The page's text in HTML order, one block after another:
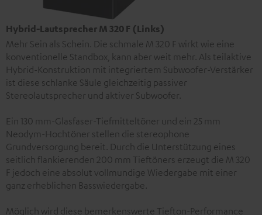
Hybrid-Lautsprecher M 320 F (Links)
Mehr Sein als Schein. Die schmale M 320 F wirkt wie eine
konventionelle Standbox, kann aber weit mehr. Als teilaktive
Hybrid-Konstruktion mit integriertem Subwoofer-Verstärker
ist diese schlanke Säule gleichzeitig passiver
Stereolautsprecher und aktiver Subwoofer.
Ein 130 mm-Glasfaser-Tiefmitteltöner und ein 25 mm
Neodym-Hochtöner stellen die stereophone
Grundversorgung bereit. Durch die Unterstützung eines
seitlich flankierenden 200 mm Tieftöners erzeugt die M 320
F jedoch eine absolut vollmundige Wiedergabe mit einer
ganz erheblichen Basswiedergabe.
Möglich wird diese bemerkenswerte Tiefton-Performance